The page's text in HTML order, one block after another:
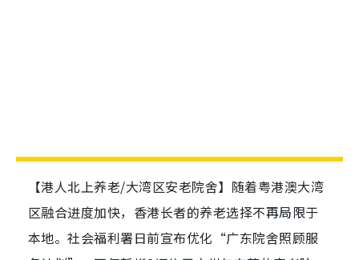
【港人北上养老/大湾区安老院舍】随着粤港澳大湾
区融合进度加快，香港长者的养老选择不再局限于
本地。社会福利署日前宣布优化“广东院舍照顾服